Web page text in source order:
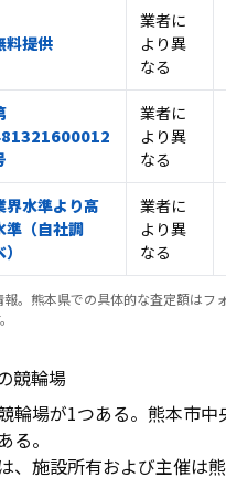
料提供
業者に
より異
なる
業者に
より異
なる
界水準より高
準（自社調
業者に
より異
なる
。熊本県での具体的な査定額はフ
競輪場
輪場が1つある。熊本市
る。
、施設所有および主催は